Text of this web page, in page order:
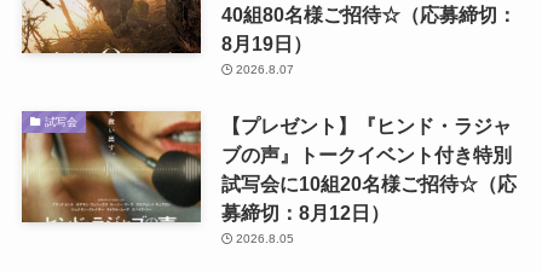
40組80名様ご招待☆（応募締切：
8月19日）
2026.8.07
試写会
【プレゼント】『ヒンド・ラジャ
ブの声』トークイベント付き特別
試写会に10組20名様ご招待☆（応
募締切：8月12日）
2026.8.05